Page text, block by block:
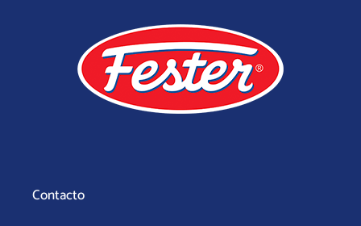
Contacto